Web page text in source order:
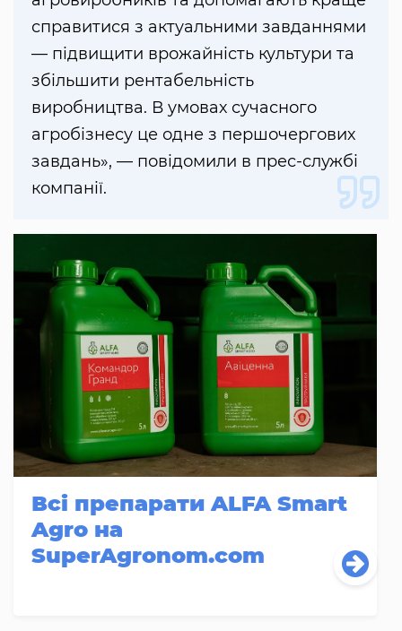
справитися з актуальними завданнями
— підвищити врожайність культури та
збільшити рентабельність
виробництва. В умовах сучасного
агробізнесу це одне з першочергових
завдань», — повідомили в прес-службі
компанії.
Всі препарати ALFA Smart
Agro на
SuperAgronom.com